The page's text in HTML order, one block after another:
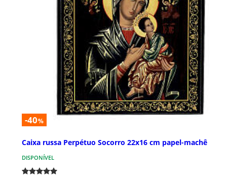
-40%
Caixa russa Perpétuo Socorro 22x16 cm papel-machê
DISPONÍVEL